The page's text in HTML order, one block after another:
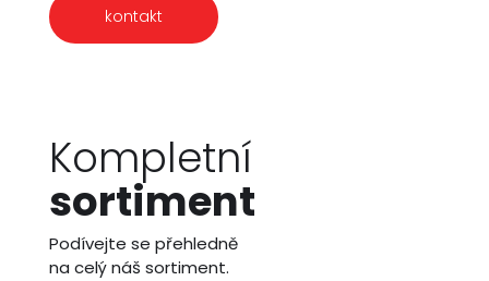
kontakt
Kompletní
sortiment
Podívejte se přehledně
na celý náš sortiment.